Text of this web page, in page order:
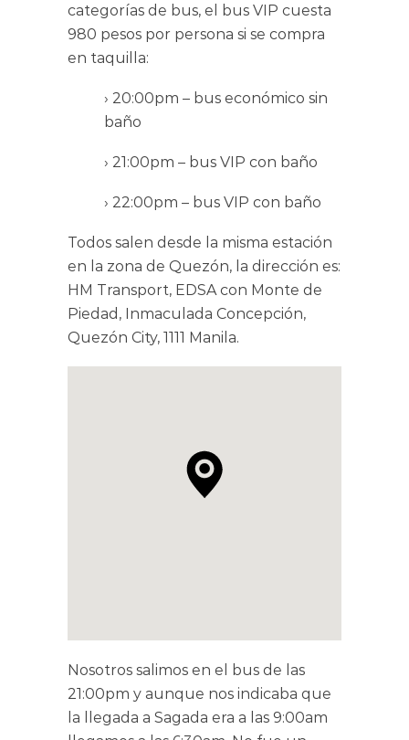
categorías de bus, el bus VIP cuesta
980 pesos por persona si se compra
en taquilla:
› 20:00pm – bus económico sin
baño
› 21:00pm – bus VIP con baño
› 22:00pm – bus VIP con baño
Todos salen desde la misma estación
en la zona de Quezón, la dirección es:
HM Transport, EDSA con Monte de
Piedad, Inmaculada Concepción,
Quezón City, 1111 Manila.
Nosotros salimos en el bus de las
21:00pm y aunque nos indicaba que
la llegada a Sagada era a las 9:00am